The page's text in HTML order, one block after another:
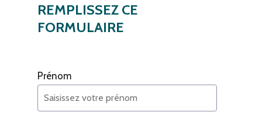
REMPLISSEZ CE
FORMULAIRE
Prénom